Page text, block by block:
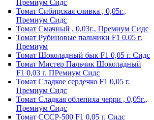
Премиум Сидс
Томат Сибирская сливка , 0,05г.,
Премиум Сидс
Томат Смачный , 0,03г., Премиум Сидс
Томат Рyбинoвыe пaльчики F1 0,05 г.
Пpeмиyм
Томат Шоколадный бык F1 0,05 г. Сидс
Томат Мистер Пальчик Шоколадный
F1 0,03 г. ПРемиум Сидс
Томат Сладкое сердечко F1 0,05 г.
Премиум Сидс
Томат Сладкая облепиха черри , 0,05г.,
Премиум Сидс
Томат СССР-500 F1 0,05 г. Сидс